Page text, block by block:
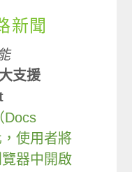
新聞
支援
Docs
使用者將
器中開啟